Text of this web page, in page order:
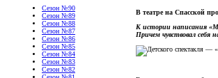
Сезон №90
Сезон №89
Сезон №88
Сезон №87
Сезон №86
Сезон №85
Сезон №84
Сезон №83
Сезон №82
В театре на Спасской
К истории написания
Причем чувствовал